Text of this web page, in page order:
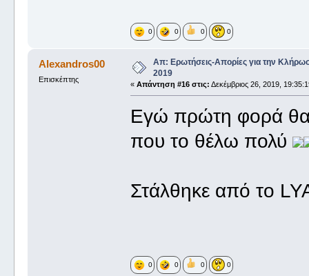
0 0 0 0
Alexandros00
Επισκέπτης
Απ: Ερωτήσεις-Απορίες για την
2019
«Απάντηση #16 στις: Δεκέμβριος 26, 2019,
Εγώ πρώτη φορά θα
που το θέλω πολύ
Στάλθηκε από το
0 0 0 0